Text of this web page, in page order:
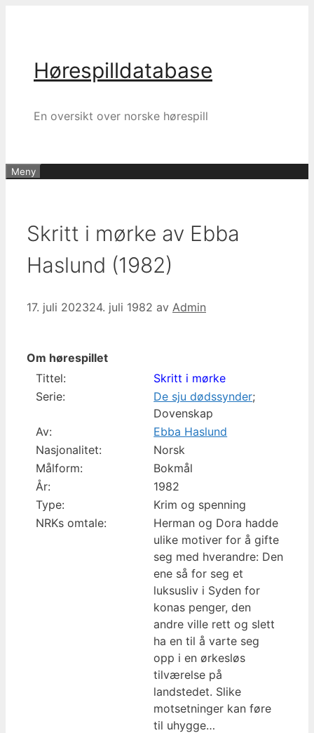
Hørespilldatabase
En oversikt over norske hørespill
Meny
Skritt i mørke av Ebba
Haslund (1982)
17. juli 202324. juli 1982 av Admin
Om hørespillet
Tittel:
Skritt i mørke
Serie:
De sju dødssynder;
Dovenskap
Av:
Ebba Haslund
Nasjonalitet:
Norsk
Målform:
Bokmål
År:
1982
Type:
Krim og spenning
NRKs omtale:
Herman og Dora hadde
ulike motiver for å gifte
seg med hverandre: Den
ene så for seg et
luksusliv i Syden for
konas penger, den
andre ville rett og slett
ha en til å varte seg
opp i en ørkesløs
tilværelse på
landstedet. Slike
motsetninger kan føre
til uhygge…